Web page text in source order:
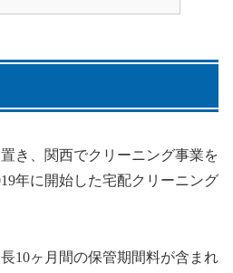
き、関西でクリーニング事業を
年に開始した宅配クリーニング
10ヶ月間の保管期間料が含まれ